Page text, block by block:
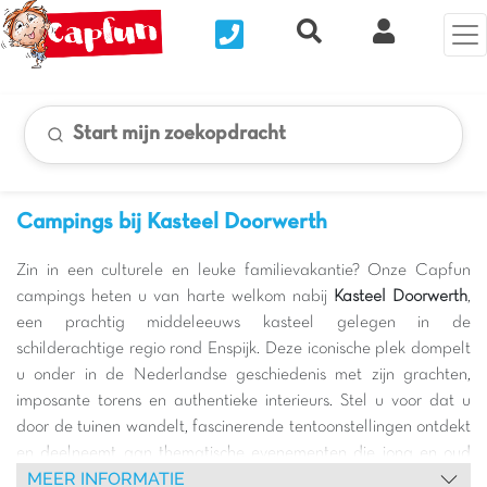
Nous contacterRecherche rapide
Mijn Clix
Start mijn zoekopdracht
Campings bij Kasteel Doorwerth
Zin in een culturele en leuke familievakantie? Onze Capfun
campings heten u van harte welkom nabij
Kasteel Doorwerth,
een prachtig middeleeuws kasteel gelegen in de
schilderachtige regio rond Enspijk. Deze iconische plek dompelt
u onder in de Nederlandse geschiedenis met zijn grachten,
imposante torens en authentieke interieurs. Stel u voor dat u
door de tuinen wandelt, fascinerende tentoonstellingen ontdekt
en deelneemt aan thematische evenementen die jong en oud
zullen bekoren. Het is de perfecte gelegenheid om culturele
MEER INFORMATIE